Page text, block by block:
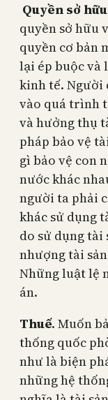
Quyền sở hữu
quyền sở hữu
quyền cơ bản
lại ép buộc và
kinh tế. Người
vào quá trình
và hưởng thụ
pháp bảo vệ
gì bảo vệ con
nước khác
người ta phải
khác sử dụng
do sử dụng tài
nhượng tài
Những luật lệ
án.
Thuế. Muốn
thống quốc
như là biện
những hệ